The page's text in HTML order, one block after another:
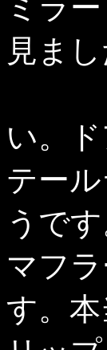
ミラ
見ま
付
い。
テー
うです
マフ
す。本